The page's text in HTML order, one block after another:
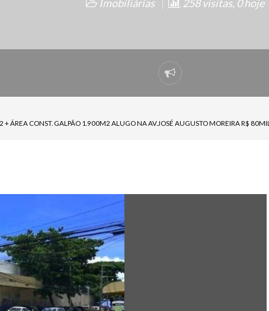
Imobiliárias 258 visitas, 0 hoje
Denunciar
problema
+ ÁREA CONST. GALPÃO 1.900M2 ALUGO NA AV.JOSÉ AUGUSTO MOREIRA R$ 80MIL